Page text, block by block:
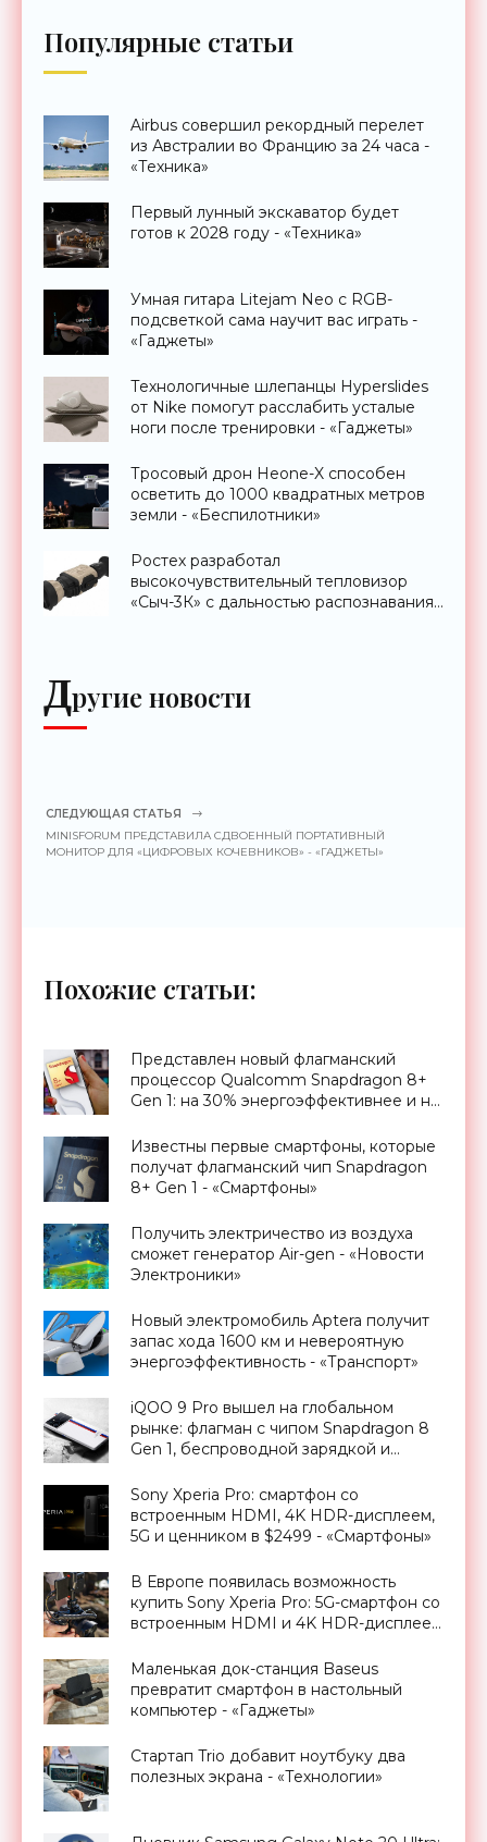
Популярные статьи
Airbus совершил рекордный перелет
из Австралии во Францию за 24 часа -
«Техника»
Первый лунный экскаватор будет
готов к 2028 году - «Техника»
Умная гитара Litejam Neo с RGB-
подсветкой сама научит вас играть -
«Гаджеты»
Технологичные шлепанцы Hyperslides
от Nike помогут расслабить усталые
ноги после тренировки - «Гаджеты»
Тросовый дрон Heone-X способен
осветить до 1000 квадратных метров
земли - «Беспилотники»
Ростех разработал
высокочувствительный тепловизор
«Сыч-3К» с дальностью распознавания
Другие новости
СЛЕДУЮЩАЯ СТАТЬЯ
MINISFORUM ПРЕДСТАВИЛА СДВОЕННЫЙ ПОРТАТИВНЫЙ
МОНИТОР ДЛЯ «ЦИФРОВЫХ КОЧЕВНИКОВ» - «ГАДЖЕТЫ»
Похожие статьи:
Представлен новый флагманский
процессор Qualcomm Snapdragon 8+
Gen 1: на 30% энергоэффективнее и на
Известны первые смартфоны, которые
получат флагманский чип Snapdragon
8+ Gen 1 - «Смартфоны»
Получить электричество из воздуха
сможет генератор Air-gen - «Новости
Электроники»
Новый электромобиль Aptera получит
запас хода 1600 км и невероятную
энергоэффективность - «Транспорт»
iQOO 9 Pro вышел на глобальном
рынке: флагман с чипом Snapdragon 8
Gen 1, беспроводной зарядкой и
«Смартфоны»
Sony Xperia Pro: смартфон со
встроенным HDMI, 4K HDR-дисплеем,
5G и ценником в $2499 - «Смартфоны»
В Европе появилась возможность
купить Sony Xperia Pro: 5G-смартфон со
встроенным HDMI и 4K HDR-дисплеем
Маленькая док-станция Baseus
превратит смартфон в настольный
компьютер - «Гаджеты»
Стартап Trio добавит ноутбуку два
полезных экрана - «Технологии»